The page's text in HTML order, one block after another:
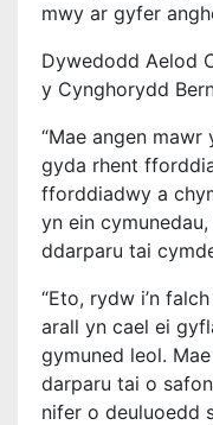
mwy ar gyfer
Dywedodd Aelod
y Cynghorydd
“Mae angen
gyda rhent
fforddiadwy a
yn ein
ddarparu tai
“Eto, rydw i’n
arall yn cael ei
gymuned leol.
darparu tai o
nifer o deuluoedd